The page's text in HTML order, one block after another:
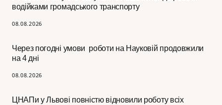
водійками громадського транспорту
08.08.2026
Через погодні умови роботи на Науковій продовжили
на 4 дні
08.08.2026
ЦНАПи у Львові повністю відновили роботу всіх